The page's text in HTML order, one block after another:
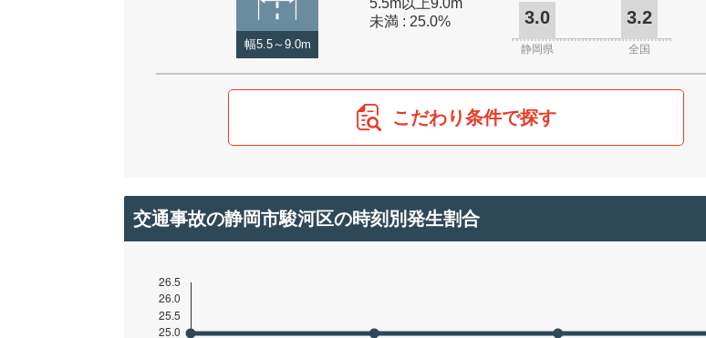
幅5.5～9.0m
未満 : 25.0%
3.0 3.2
静岡県 全国
こだわり条件で探す
交通事故の静岡市駿河区の時刻別発生割合